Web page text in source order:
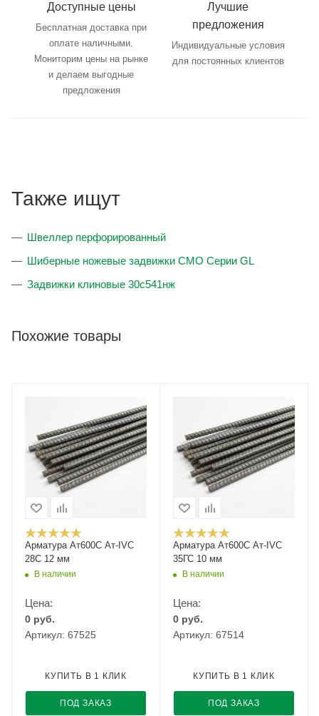
Доступные цены
Бесплатная доставка при
оплате наличными.
Мониторим цены на рынке
и делаем выгодные
предложения
Лучшие
предложения
Индивидуальные условия
для постоянных клиентов
Также ищут
Швеллер перфорированный
Шиберные ножевые задвижки CMO Серии GL
Задвижки клиновые 30с541нж
Похожие товары
Арматура Ат600С Ат-IVС
28С 12 мм
В наличии
Цена:
0 руб.
Артикул: 67525
ПОД ЗАКАЗ
КУПИТЬ В 1 КЛИК
Арматура Ат600С Ат-IVС
35ГС 10 мм
В наличии
Цена:
0 руб.
Артикул: 67514
ПОД ЗАКАЗ
КУПИТЬ В 1 КЛИК